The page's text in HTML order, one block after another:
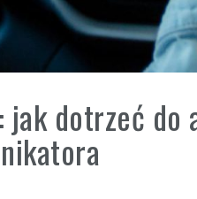
jak dotrzeć do